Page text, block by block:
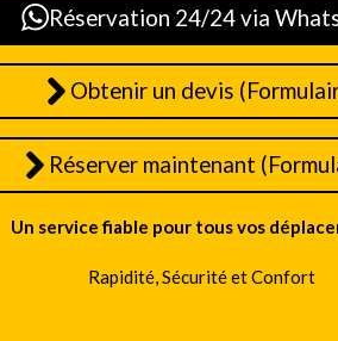
Réservation 24/24 via
Obtenir un devis
Réserver maintenant
Un service fiable pour tous vos
Rapidité, Sécurité et Confort